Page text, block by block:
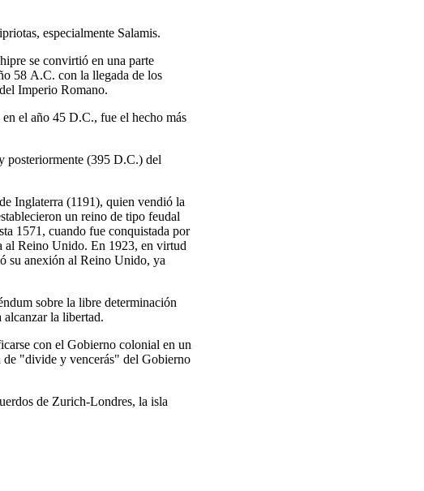
especialmente Salamis.
se convirtió en una parte
58 A.C. con la llegada de los
Imperio Romano.
el año 45 D.C., fue el hecho más
posteriormente (395 D.C.) del
Inglaterra (1191), quien vendió la
un reino de tipo feudal
1571, cuando fue conquistada por
al Reino Unido. En 1923, en virtud
su anexión al Reino Unido, ya
sobre la libre determinación
la libertad.
con el Gobierno colonial en un
"divide y vencerás" del Gobierno
de Zurich-Londres, la isla